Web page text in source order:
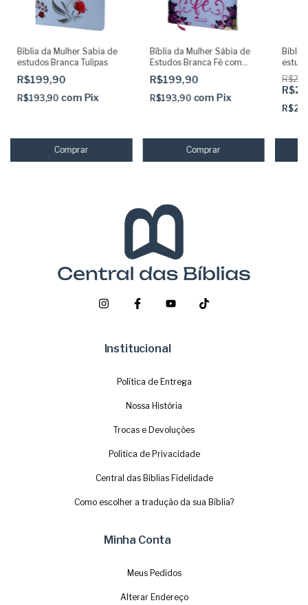
Biblia da Mulher Sabia de
estudos Branca Tulipas
R$199,90
R$193,90 com Pix
Bíblia da Mulher Sábia de
Estudos Branca Fé com
Harpa ARC
R$199,90
R$193,90 com Pix
Biblia
Institucional
Política de Entrega
Nossa História
Trocas e Devoluções
Política de Privacidade
Central das Biblias Fidelidade
Como escolher a tradução da sua Bíblia?
Minha Conta
Meus Pedidos
Alterar Endereço